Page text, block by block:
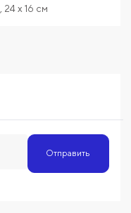
24x 16 см
Отправить